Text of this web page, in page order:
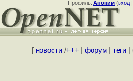
Профиль:Аноним(вход
[ новости/+++ форум| теги|